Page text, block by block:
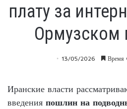
плату за
Ормузском
13/05/2026 Время
Иранские власти
введения пошлин на